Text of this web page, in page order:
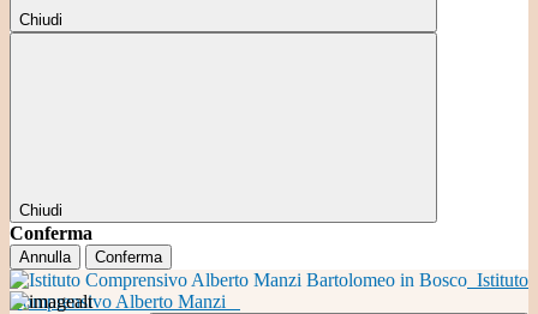
Chiudi
Chiudi
Conferma
Annulla Conferma
Istituto
Comprensivo Alberto Manzi